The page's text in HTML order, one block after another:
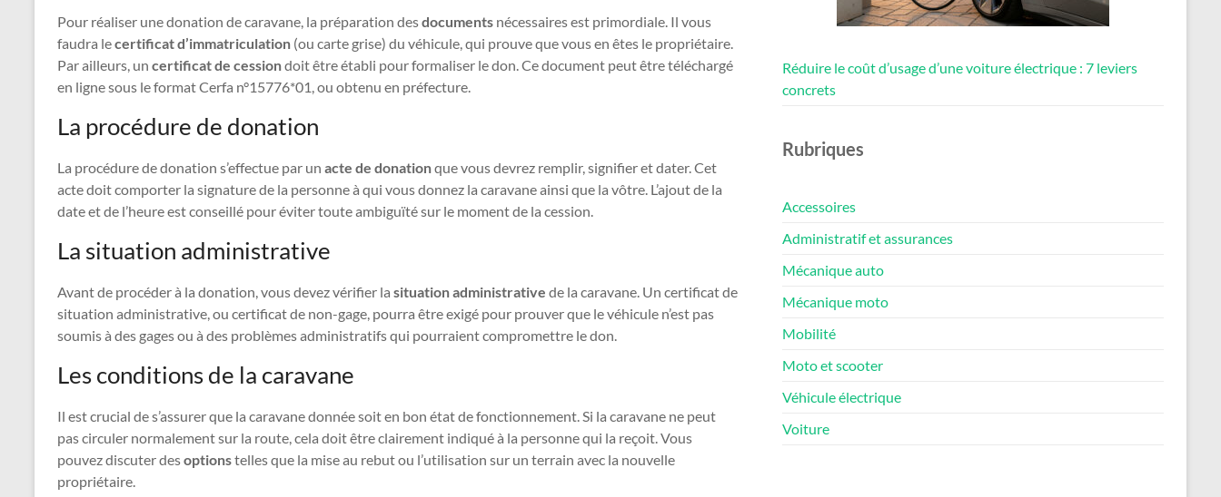
Pour réaliser une donation de caravane, la préparation desdocuments nécessaires est primordiale. Il vous
faudra lecertificat d’immatriculation (ou carte grise) du véhicule, qui prouve que vous en êtes le propriétaire.
Par ailleurs, un certificat de cessiondoit être établi pour formaliser le don. Ce document peut être téléchargé
en ligne sous le format Cerfa n°15776*01, ou obtenu en préfecture.
La procédure de donation
La procédure de donation s’effectue par un acte de donationque vous devrez remplir, signifier et dater. Cet
acte doit comporter la signature de la personne à qui vous donnez la caravane ainsi que la vôtre. L’ajout de la
date et de l’heure est conseillé pour éviter toute ambiguïté sur le moment de la cession.
La situation administrative
Avant de procéder à la donation, vous devez vérifier la situation administrative de la caravane. Un certificat de
situation administrative, ou certificat de non-gage, pourra être exigé pour prouver que le véhicule n’est pas
soumis à des gages ou à des problèmes administratifs qui pourraient compromettre le don.
Les conditions de la caravane
Il est crucial de s’assurer que la caravane donnée soit en bon état de fonctionnement. Si la caravane ne peut
pas circuler normalement sur la route, cela doit être clairement indiqué à la personne qui la reçoit. Vous
pouvez discuter desoptionstelles que la mise au rebut ou l’utilisation sur un terrain avec la nouvelle
propriétaire.
Réduire le coût d’usage d’une voiture électrique : 7 leviers
concrets
Rubriques
Accessoires
Administratif et assurances
Mécanique auto
Mécanique moto
Mobilité
Moto et scooter
Véhicule électrique
Voiture